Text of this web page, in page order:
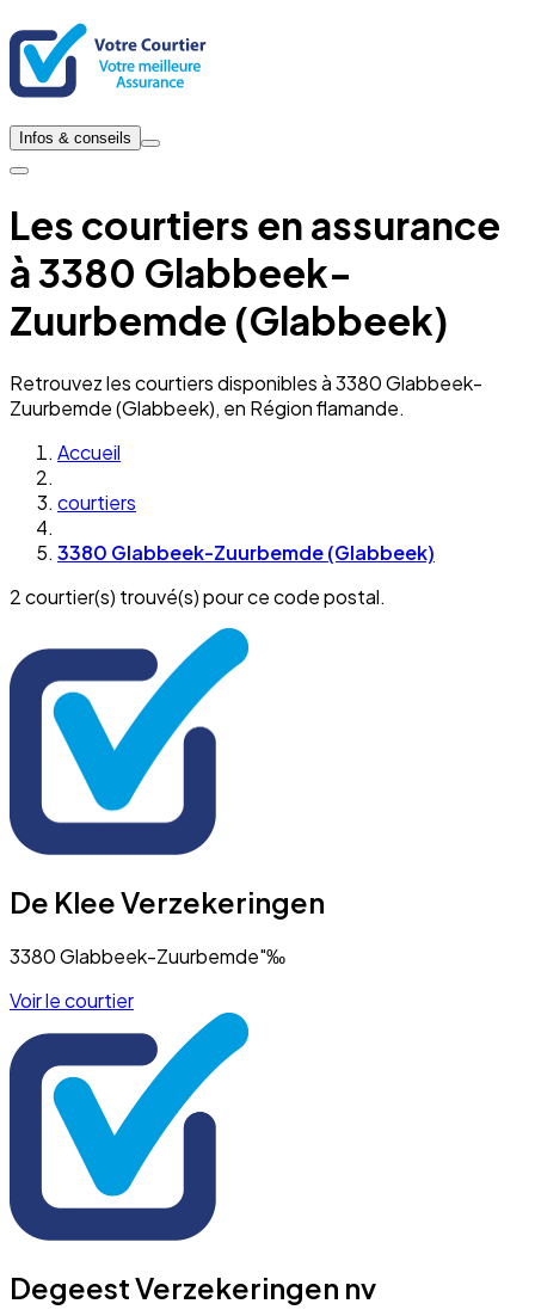
Infos & conseils
Les courtiers en assurance
à 3380 Glabbeek-
Zuurbemde (Glabbeek)
Retrouvez les courtiers disponibles à 3380 Glabbeek-
Zuurbemde (Glabbeek), en Région flamande.
Accueil
courtiers
3380 Glabbeek-Zuurbemde (Glabbeek)
2 courtier(s) trouvé(s) pour ce code postal.
De Klee Verzekeringen
3380 Glabbeek-Zuurbemde"‰
Voir le courtier
Degeest Verzekeringen nv